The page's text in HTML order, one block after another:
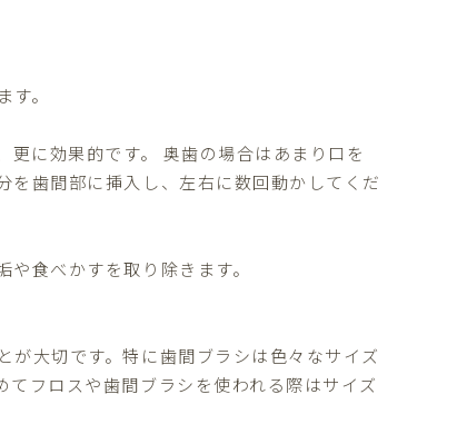
。
に効果的です。 奥歯の場合はあまり口を
歯間部に挿入し、左右に数回動かしてくだ
食べかすを取り除きます。
大切です。特に歯間ブラシは色々なサイズ
フロスや歯間ブラシを使われる際はサイズ